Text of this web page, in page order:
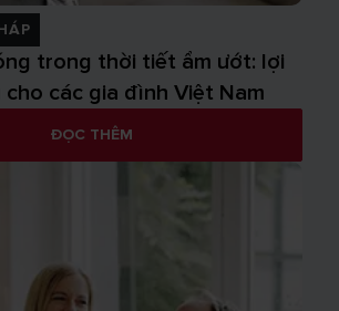
trong thời tiết ẩm ướt: lợi
các gia đình Việt Nam
ĐỌC THÊM